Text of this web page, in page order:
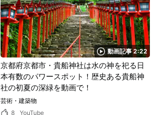
動画記事 2:22
京都府京都市・貴船神社は水の神を祀る日
本有数のパワースポット！歴史ある貴船神
社の初夏の深緑を動画で！
芸術・建築物
8
YouTube